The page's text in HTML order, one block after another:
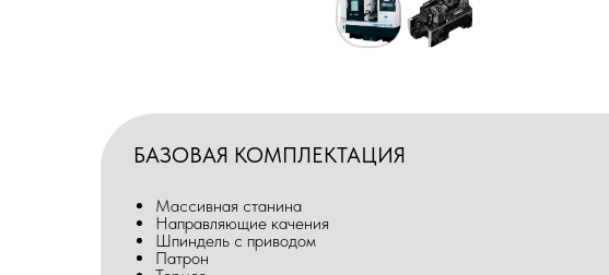
БАЗОВАЯ КОМПЛЕКТАЦИЯ
Массивная станина
Направляющие качения
Шпиндель с приводом
Патрон